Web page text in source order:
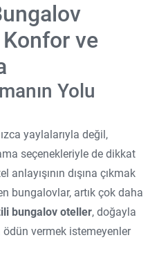
ve
Yolu
yaylalarıyla değil,
seçenekleriyle de dikkat
dışına çıkmak
bungalovlar, artık çok daha
bungalov oteller, doğayla
vermek istemeyenler